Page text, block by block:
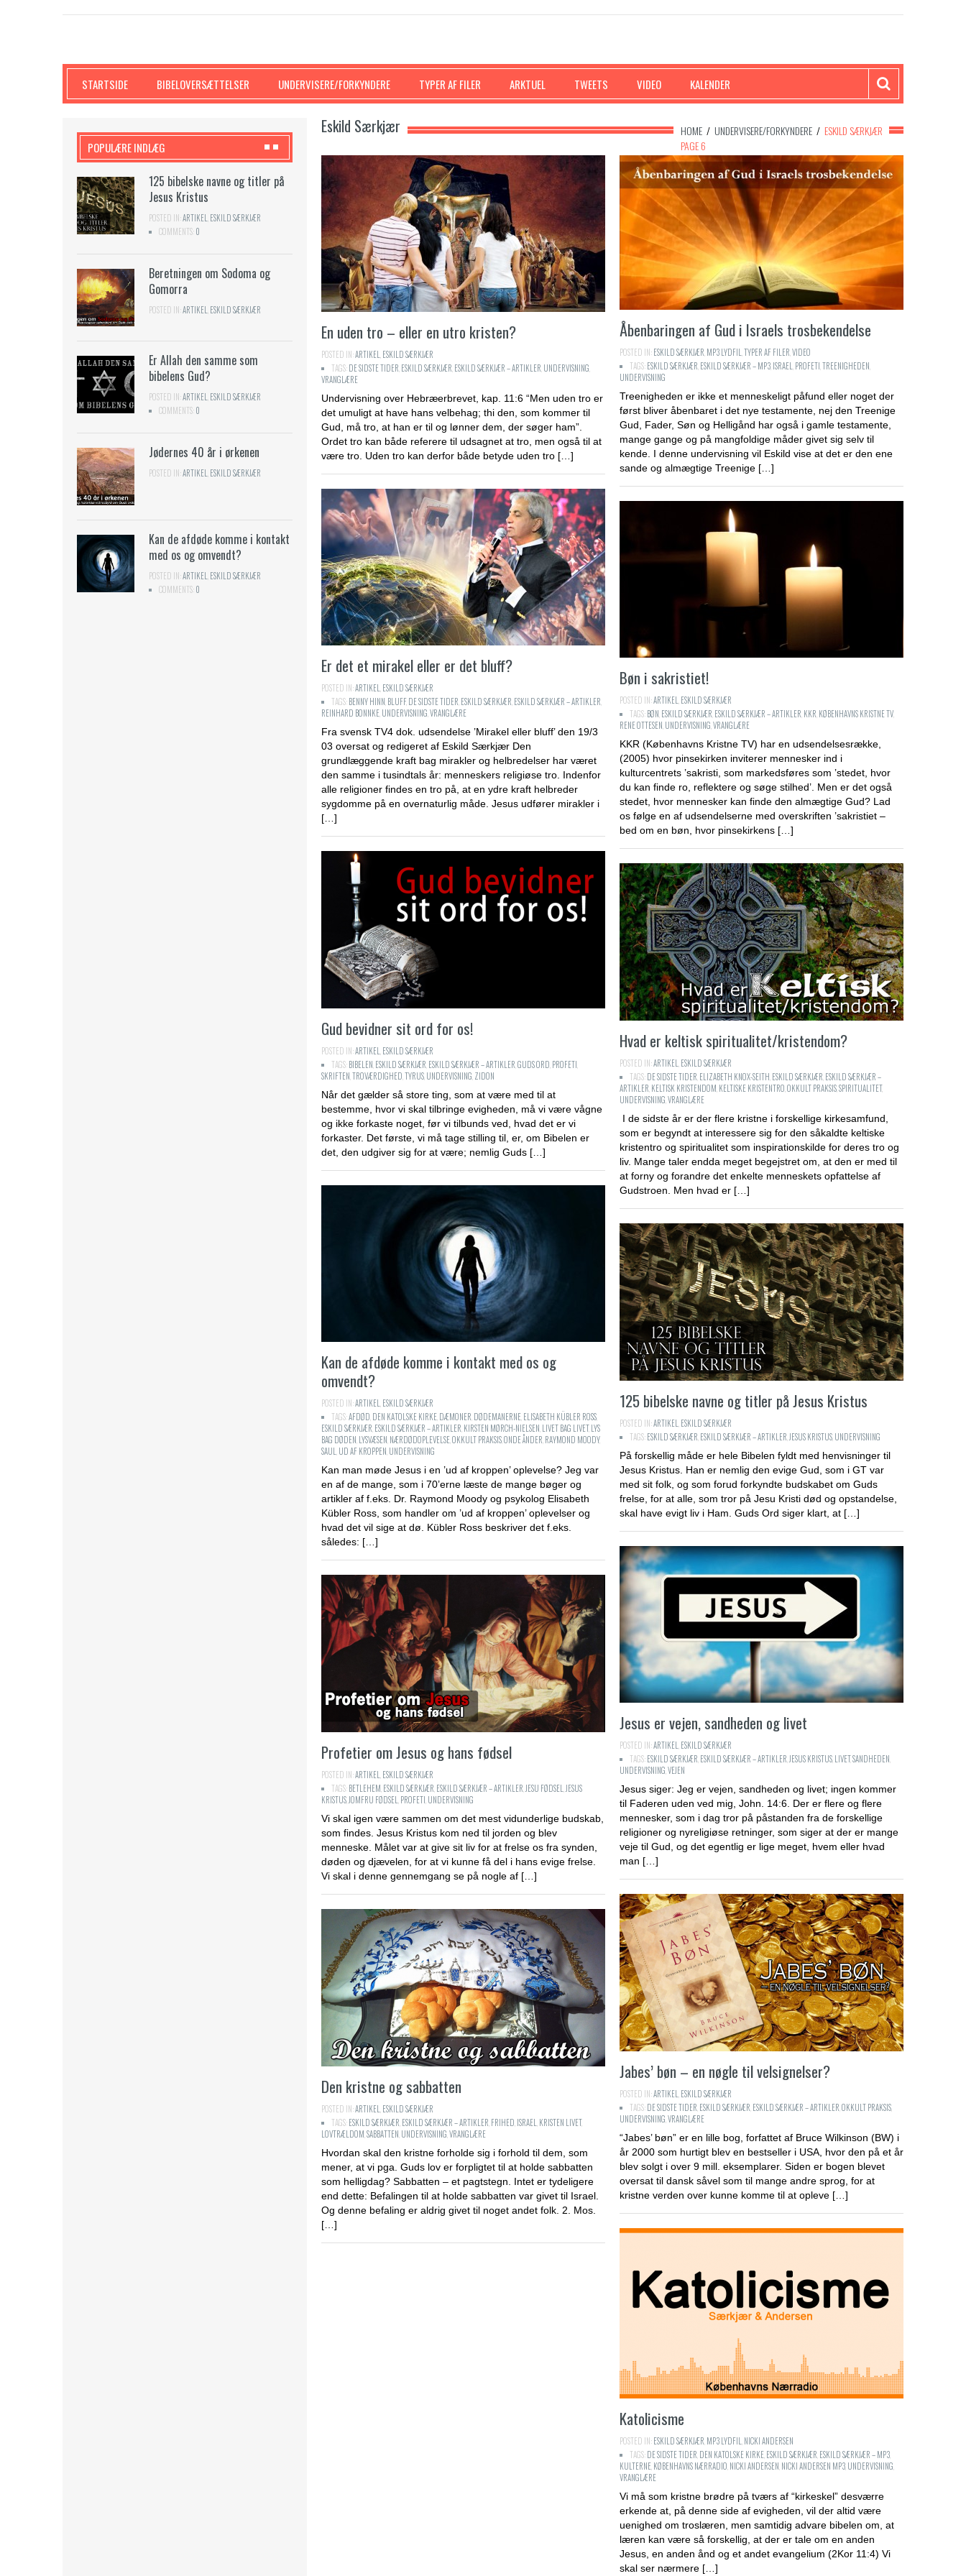
SKRIFTEN
STARTSIDE BIBELOVERSÆTTELSER UNDERVISERE/FORKYNDERE TYPER AF FILER ARKTUEL TWEETS VIDEO KALENDER
HOME / UNDERVISERE/FORKYNDERE / ESKILD SÆRKJÆR
PAGE 6
Eskild Særkjær
En uden tro – eller en utro kristen?
POSTED IN:ARTIKEL ESKILD SÆRKJÆR
TAGS:DE SIDSTE TIDER ESKILD SÆRKJÆR ESKILD SÆRKJÆR – ARTIKLER UNDERVISNING
VRANGLÆRE
Undervisning over Hebræerbrevet, kap. 11:6 “Men uden tro er
det umuligt at have hans velbehag; thi den, som kommer til
Gud, må tro, at han er til og lønner dem, der søger ham”.
Ordet tro kan både referere til udsagnet at tro, men også til at
være tro. Uden tro kan derfor både betyde uden tro […]
Åbenbaringen af Gud i Israels trosbekendelse
POSTED IN:ESKILD SÆRKJÆR MP3 LYDFIL TYPER AF FILER VIDEO
TAGS:ESKILD SÆRKJÆR ESKILD SÆRKJÆR – MP3 ISRAEL PROFETI TREENIGHEDEN
UNDERVISNING
Treenigheden er ikke et menneskeligt påfund eller noget der
først bliver åbenbaret i det nye testamente, nej den Treenige
Gud, Fader, Søn og Helligånd har også i gamle testamente,
mange gange og på mangfoldige måder givet sig selv til
kende. I denne undervisning vil Eskild vise at det er den ene
sande og almægtige Treenige […]
Er det et mirakel eller er det bluff?
POSTED IN:ARTIKEL ESKILD SÆRKJÆR
TAGS:BENNY HINN BLUFF,DE SIDSTE TIDER ESKILD SÆRKJÆR ESKILD SÆRKJÆR – ARTIKLER
REINHARD BONNKE UNDERVISNING VRANGLÆRE
Fra svensk TV4 dok. udsendelse ’Mirakel eller bluff’ den 19/3
03 oversat og redigeret af Eskild Særkjær Den
grundlæggende kraft bag mirakler og helbredelser har været
den samme i tusindtals år: menneskers religiøse tro. Indenfor
alle religioner findes en tro på, at en ydre kraft helbreder
sygdomme på en overnaturlig måde. Jesus udfører mirakler i
[…]
Bøn i sakristiet!
POSTED IN:ARTIKEL ESKILD SÆRKJÆR
TAGS:BØN ESKILD SÆRKJÆR ESKILD SÆRKJÆR – ARTIKLER KKR KØBENHAVNS KRISTNE TV
RENE OTTESEN UNDERVISNING VRANGLÆRE
KKR (Københavns Kristne TV) har en udsendelsesrække,
(2005) hvor pinsekirken inviterer mennesker ind i
kulturcentrets ’sakristi, som markedsføres som ’stedet, hvor
du kan finde ro, reflektere og søge stilhed’. Men er det også
stedet, hvor mennesker kan finde den almægtige Gud? Lad
os følge en af udsendelserne med overskriften ’sakristiet –
bed om en bøn, hvor pinsekirkens […]
Gud bevidner sit ord for os!
POSTED IN:ARTIKEL ESKILD SÆRKJÆR
TAGS:BIBELEN ESKILD SÆRKJÆR ESKILD SÆRKJÆR – ARTIKLER GUDS ORD PROFETI
SKRIFTEN TROVÆRDIGHED TYRUS UNDERVISNING ZIDON
Når det gælder så store ting, som at være med til at
bestemme, hvor vi skal tilbringe evigheden, må vi være vågne
og ikke forkaste noget, før vi tilbunds ved, hvad det er vi
forkaster. Det første, vi må tage stilling til, er, om Bibelen er
det, den udgiver sig for at være; nemlig Guds […]
Hvad er keltisk spiritualitet/kristendom?
POSTED IN:ARTIKEL ESKILD SÆRKJÆR
TAGS:DE SIDSTE TIDER ELIZABETH KNOX-SEITH ESKILD SÆRKJÆR ESKILD SÆRKJÆR –
ARTIKLER KELTISK KRISTENDOM KELTISKE KRISTENTRO OKKULT PRAKSISSPIRITUALITET,
UNDERVISNING VRANGLÆRE
I de sidste år er der flere kristne i forskellige kirkesamfund,
som er begyndt at interessere sig for den såkaldte keltiske
kristentro og spiritualitet som inspirationskilde for deres tro og
liv. Mange taler endda meget begejstret om, at den er med til
at forny og forandre det enkelte menneskets opfattelse af
Gudstroen. Men hvad er […]
Kan de afdøde komme i kontakt med os og
omvendt?
POSTED IN:ARTIKEL ESKILD SÆRKJÆR
TAGS:AFDØD DEN KATOLSKE KIRKE DÆMONER DØDEMANERNE ELISABETH KÜBLER ROSS
ESKILD SÆRKJÆR ESKILD SÆRKJÆR – ARTIKLER KIRSTEN MØRCH-NIELSEN LIVET BAG LIVET,LYS
BAG DØDEN LYSVÆSEN NÆRDØDOPLEVELSEOKKULT PRAKSISONDE ÅNDER RAYMOND MOODY,
SAUL UD AF KROPPEN UNDERVISNING
Kan man møde Jesus i en ’ud af kroppen’ oplevelse? Jeg var
en af de mange, som i 70’erne læste de mange bøger og
artikler af f.eks. Dr. Raymond Moody og psykolog Elisabeth
Kübler Ross, som handler om ’ud af kroppen’ oplevelser og
hvad det vil sige at dø. Kübler Ross beskriver det f.eks.
således: […]
125 bibelske navne og titler på Jesus Kristus
POSTED IN:ARTIKEL ESKILD SÆRKJÆR
TAGS:ESKILD SÆRKJÆR ESKILD SÆRKJÆR – ARTIKLER JESUS KRISTUS UNDERVISNING
På forskellig måde er hele Bibelen fyldt med henvisninger til
Jesus Kristus. Han er nemlig den evige Gud, som i GT var
med sit folk, og som forud forkyndte budskabet om Guds
frelse, for at alle, som tror på Jesu Kristi død og opstandelse,
skal have evigt liv i Ham. Guds Ord siger klart, at […]
Jesus er vejen, sandheden og livet
POSTED IN:ARTIKEL ESKILD SÆRKJÆR
TAGS:ESKILD SÆRKJÆR ESKILD SÆRKJÆR – ARTIKLER JESUS KRISTUS LIVET,SANDHEDEN
UNDERVISNING VEJEN
Jesus siger: Jeg er vejen, sandheden og livet; ingen kommer
til Faderen uden ved mig, John. 14:6. Der er flere og flere
mennesker, som i dag tror på påstanden fra de forskellige
religioner og nyreligiøse retninger, som siger at der er mange
veje til Gud, og det egentlig er lige meget, hvem eller hvad
man […]
Profetier om Jesus og hans fødsel
POSTED IN:ARTIKEL ESKILD SÆRKJÆR
TAGS:BETLEHEM ESKILD SÆRKJÆR ESKILD SÆRKJÆR – ARTIKLER JESU FØDSEL JESUS
KRISTUS JOMFRU FØDSEL PROFETI UNDERVISNING
Vi skal igen være sammen om det mest vidunderlige budskab,
som findes. Jesus Kristus kom ned til jorden og blev
menneske. Målet var at give sit liv for at frelse os fra synden,
døden og djævelen, for at vi kunne få del i hans evige frelse.
Vi skal i denne gennemgang se på nogle af […]
Jabes’ bøn – en nøgle til velsignelser?
POSTED IN:ARTIKEL ESKILD SÆRKJÆR
TAGS:DE SIDSTE TIDER ESKILD SÆRKJÆR ESKILD SÆRKJÆR – ARTIKLER OKKULT PRAKSIS
UNDERVISNING VRANGLÆRE
“Jabes’ bøn” er en lille bog, forfattet af Bruce Wilkinson (BW) i
år 2000 som hurtigt blev en bestseller i USA, hvor den på et år
blev solgt i over 9 mill. eksemplarer. Siden er bogen blevet
oversat til dansk såvel som til mange andre sprog, for at
kristne verden over kunne komme til at opleve […]
Den kristne og sabbatten
POSTED IN:ARTIKEL ESKILD SÆRKJÆR
TAGS:ESKILD SÆRKJÆR ESKILD SÆRKJÆR – ARTIKLER FRIHED ISRAEL KRISTEN LIVET,
LOVTRÆLDOM SABBATTEN UNDERVISNING VRANGLÆRE
Hvordan skal den kristne forholde sig i forhold til dem, som
mener, at vi pga. Guds lov er forpligtet til at holde sabbatten
som helligdag? Sabbatten – et pagtstegn. Intet er tydeligere
end dette: Befalingen til at holde sabbatten var givet til Israel.
Og denne befaling er aldrig givet til noget andet folk. 2. Mos.
[…]
Katolicisme
POSTED IN:ESKILD SÆRKJÆR MP3 LYDFIL NICKI ANDERSEN
TAGS:DE SIDSTE TIDER DEN KATOLSKE KIRKE ESKILD SÆRKJÆR ESKILD SÆRKJÆR – MP3
KULTERNE KØBENHAVNS NÆRRADIO NICKI ANDERSEN NICKI ANDERSEN MP3 UNDERVISNING
VRANGLÆRE
Vi må som kristne brødre på tværs af “kirkeskel” desværre
erkende at, på denne side af evigheden, vil der altid være
uenighed om troslæren, men samtidig advare bibelen om, at
læren kan være så forskellig, at der er tale om en anden
Jesus, en anden ånd og et andet evangelium (2Kor 11:4) Vi
skal ser nærmere […]
POPULÆRE INDLÆG
125 bibelske navne og titler på
Jesus Kristus
POSTED IN:ARTIKEL ESKILD SÆRKJÆR
COMMENTS:0
Beretningen om Sodoma og
Gomorra
POSTED IN:ARTIKEL ESKILD SÆRKJÆR
Er Allah den samme som
bibelens Gud?
POSTED IN:ARTIKEL ESKILD SÆRKJÆR
COMMENTS:0
Jødernes 40 år i ørkenen
POSTED IN:ARTIKEL ESKILD SÆRKJÆR
Kan de afdøde komme i kontakt
med os og omvendt?
POSTED IN:ARTIKEL ESKILD SÆRKJÆR
COMMENTS:0
Forklarelsen på bjerget
POSTED IN:MP3 LYDFIL,NICKI ANDERSEN
COMMENTS:0
Tempelrensningen
Missionsbefalingen
COMMENTS:0
Endetiden
Påske: den jødisk påskes
billeder på sagen selv
POSTED IN:MP3 LYDFIL,NICKI ANDERSEN
COMMENTS:0
125 bibelske navne og titler på
Jesus Kristus
POSTED IN: ARTIKEL,ESKILD SÆRKJÆR
COMMENTS:0
Beretningen om Sodoma og
Gomorra
POSTED IN: ARTIKEL,ESKILD SÆRKJÆR
Er Allah den samme som
bibelens Gud?
POSTED IN: ARTIKEL,ESKILD SÆRKJÆR
COMMENTS:0
Jødernes 40 år i ørkenen
POSTED IN: ARTIKEL,ESKILD SÆRKJÆR
Kan de afdøde komme i kontakt
med os og omvendt?
POSTED IN:
COMMENTS: